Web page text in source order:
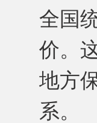
全国
价。
地方
系。